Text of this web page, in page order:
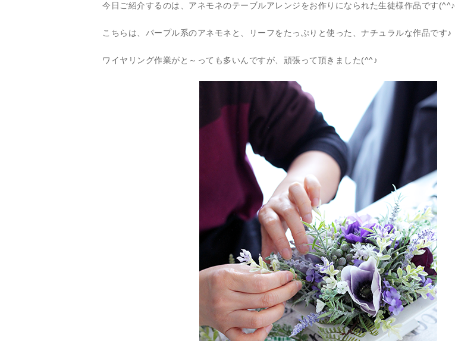
今日ご紹介するのは、アネモネのテーブルアレンジをお作りになられた生徒様作品です(^^♪
こちらは、パープル系のアネモネと、リーフをたっぷりと使った、ナチュラルな作品です♪
ワイヤリング作業がと～っても多いんですが、頑張って頂きました(^^♪